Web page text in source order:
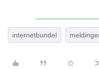
internetbundel